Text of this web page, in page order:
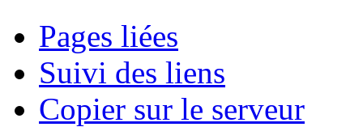
Pages liées
Suivi des liens
Copier sur le serveur